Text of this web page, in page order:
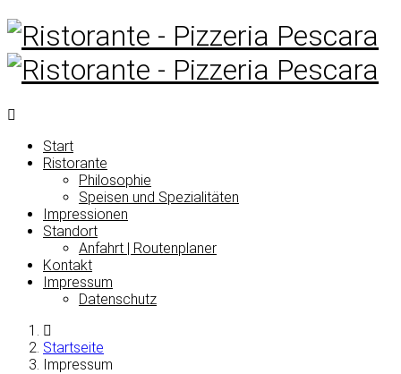
Start
Ristorante
Philosophie
Speisen und Spezialitäten
Impressionen
Standort
Anfahrt | Routenplaner
Kontakt
Impressum
Datenschutz
Startseite
Impressum